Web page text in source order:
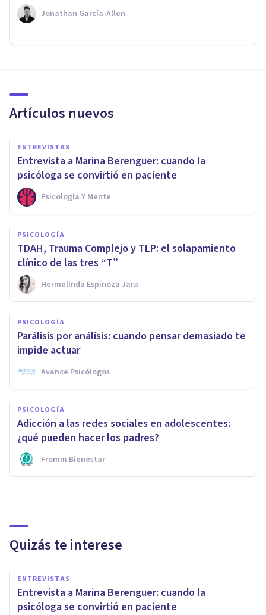
Jonathan García-Allen
Artículos nuevos
ENTREVISTAS
Entrevista a Marina Berenguer: cuando la
psicóloga se convirtió en paciente
Psicología Y Mente
PSICOLOGÍA
TDAH, Trauma Complejo y TLP: el solapamiento
clínico de las tres “T”
Hermelinda Espinoza Jara
PSICOLOGÍA
Parálisis por análisis: cuando pensar demasiado te
impide actuar
Avance Psicólogos
PSICOLOGÍA
Adicción a las redes sociales en adolescentes:
¿qué pueden hacer los padres?
Fromm Bienestar
Quizás te interese
ENTREVISTAS
Entrevista a Marina Berenguer: cuando la
psicóloga se convirtió en paciente